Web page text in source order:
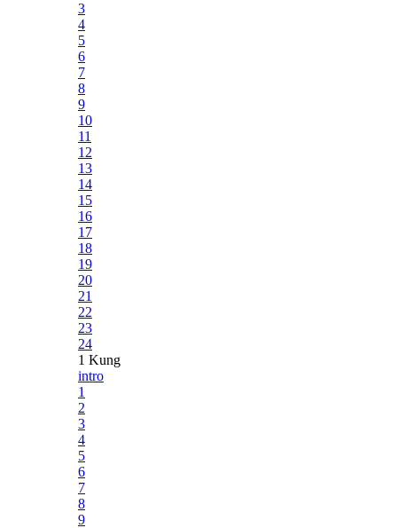
3
4
5
6
7
8
9
10
11
12
13
14
15
16
17
18
19
20
21
22
23
24
1 Kung
intro
1
2
3
4
5
6
7
8
9